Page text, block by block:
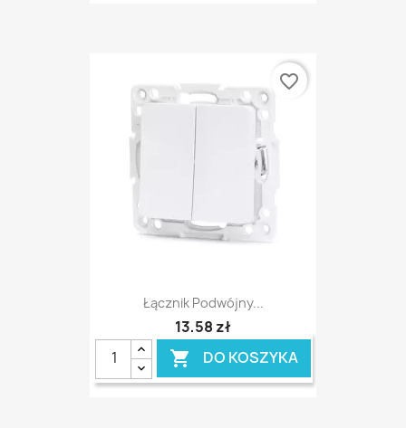
Łącznik Podwójny...
13,58 zł
 DO KOSZYKA
favorite_border